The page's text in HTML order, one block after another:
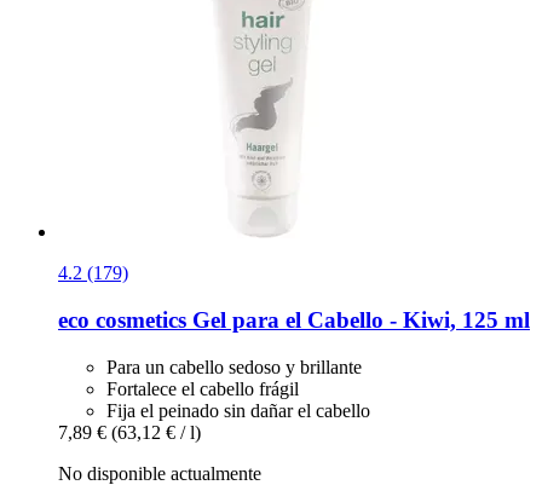
4.2 (179)
eco cosmetics Gel para el Cabello -​ Kiwi, 125 ml
Para un cabello sedoso y brillante
Fortalece el cabello frágil
Fija el peinado sin dañar el cabello
7,89 € (63,12 € / l)
No disponible actualmente